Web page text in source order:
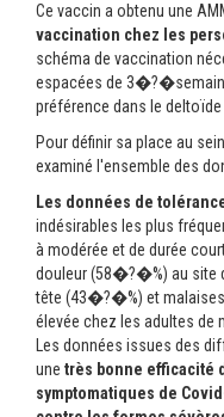
Ce vaccin a obtenu une
vaccination chez les
schéma de vaccination
espacées de
préférence dans le deltoïde
Pour définir sa place au
examiné l'ensemble des
Les données de
indésirables les plus
à modérée et de durée
douleur (58�?�%) au site
tête (43�?�%) et
élevée chez les adultes
Les données issues des
une très bonne efficacité
symptomatiques de